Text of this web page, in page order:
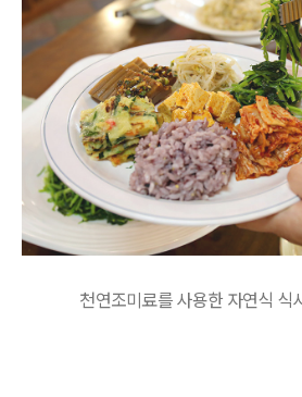
천연조미료를 사용한 자연식 식